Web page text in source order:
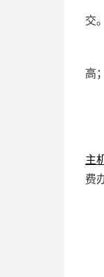
交。
高；
主
费